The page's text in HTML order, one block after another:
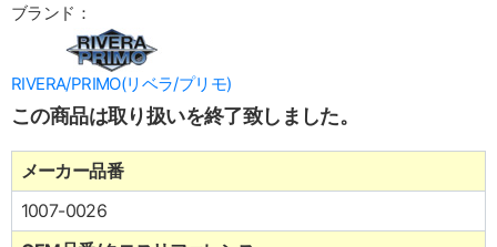
ブランド：
RIVERA/PRIMO(リベラ/プリモ)
この商品は取り扱いを終了致しました。
メーカー品番
1007-0026